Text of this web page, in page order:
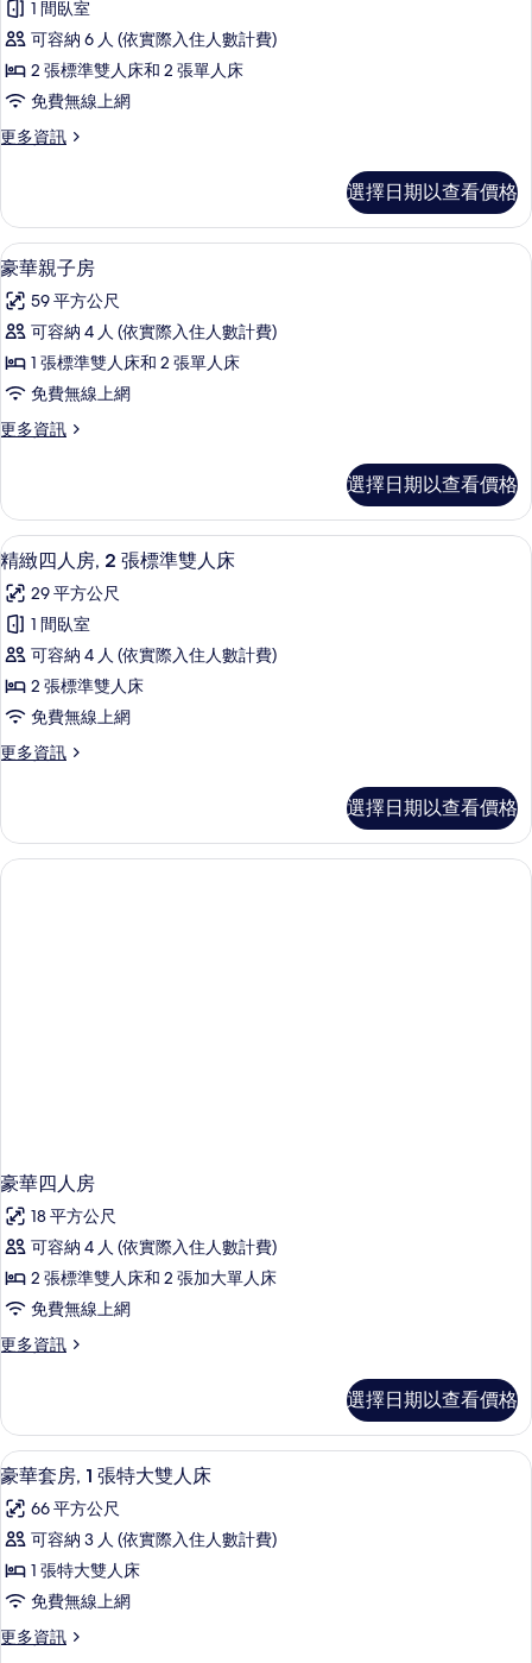
客
房,
城
市
景
所
有
相
片
相
連
客
房,
城
的
詳
情
庭
客
房
(6
People
所
有
相
片
1 間臥室
可容納 6 人 (依實際入住人數計費)
2 張標準雙人床和 2 張單人床
免費無線上網
更多資訊
更
客
房
(6
的
情
選擇日期以查看價格
顯
示
豪
華
親
子
房
所
有
相
片
豪華親子房 | 羽絨被、免費迷你吧、
4
豪華親子房
59 平方公尺
可容納 4 人 (依實際入住人數計費)
1 張標準雙人床和 2 張單人床
免費無線上網
更多資訊
更
親
子
房
詳
情
選擇日期以查看價格
顯
示
精
緻
四
人
房,
2
標
準
精緻四人房, 2 張標準雙人床 | 羽絨被
4
精緻四人房, 2 張標準雙人床
29 平方公尺
1 間臥室
可容納 4 人 (依實際入住人數計費)
2 張標準雙人床
免費無線上網
更多資訊
更
四
人
房,
選擇日期以查看價格
豪華四人房
18 平方公尺
可容納 4 人 (依實際入住人數計費)
2 張標準雙人床和 2 張加大單人床
免費無線上網
更多資訊
更
四
人
房
詳
情
選擇日期以查看價格
顯
示
豪
華
套
房,
1
豪華套房, 1 張特大雙人床 | 羽絨被、
6
豪華套房, 1 張特大雙人床
66 平方公尺
可容納 3 人 (依實際入住人數計費)
1 張特大雙人床
免費無線上網
更多資訊
更